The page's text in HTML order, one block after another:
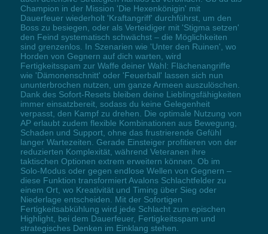
Champion in der Mission 'Die Hexenkönigin' mit
Dauerfeuer wiederholt 'Kraftangriff' durchführst, um den
Boss zu besiegen, oder als Verteidiger mit 'Stigma setzen'
den Feind systematisch schwächst – die Möglichkeiten
sind grenzenlos. In Szenarien wie 'Unter den Ruinen', wo
Horden von Gegnern auf dich warten, wird
Fertigkeitsspam zur Waffe deiner Wahl: Flächenangriffe
wie 'Dämonenschnitt' oder 'Feuerball' lassen sich nun
ununterbrochen nutzen, um ganze Armeen auszulöschen.
Dank des Sofort-Resets bleiben deine Lieblingsfähigkeiten
immer einsatzbereit, sodass du keine Gelegenheit
verpasst, den Kampf zu drehen. Die optimale Nutzung von
AP erlaubt zudem flexible Kombinationen aus Bewegung,
Schaden und Support, ohne das frustrierende Gefühl
langer Wartezeiten. Gerade Einsteiger profitieren von der
reduzierten Komplexität, während Veteranen ihre
taktischen Optionen extrem erweitern können. Ob im
Solo-Modus oder gegen endlose Wellen von Gegnern –
diese Funktion transformiert Avalons Schlachtfelder zu
einem Ort, wo Kreativität und Timing über Sieg oder
Niederlage entscheiden. Mit der Sofortigen
Fertigkeitsabkühlung wird jede Schlacht zum epischen
Highlight, bei dem Dauerfeuer, Fertigkeitsspam und
strategisches Denken im Einklang stehen.